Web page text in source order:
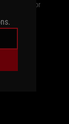
color